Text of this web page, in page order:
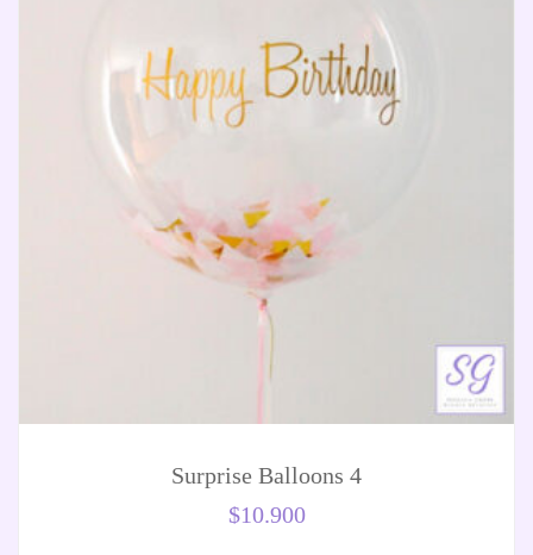
Surprise Balloons 4
$10.900